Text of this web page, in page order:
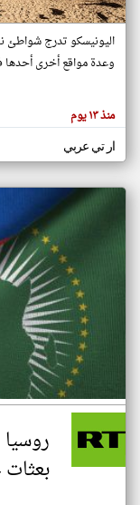
هنا عن
وجهة
كاتبيها.
اليونيسكو تدرج شواطئ
وعدة مواقع أخرى أحدها
منذ ١٣ يوم
ار تي عربي
بعثات